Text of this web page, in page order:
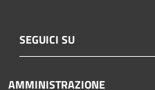
SEGUICI SU
AMMINISTRAZIONE